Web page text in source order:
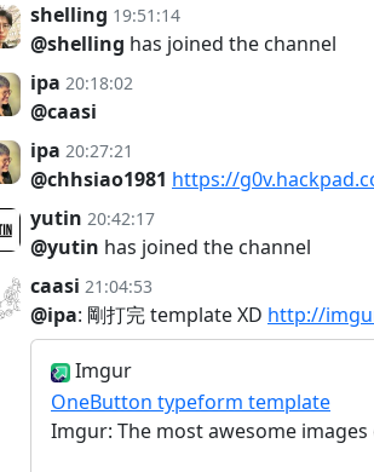
shelling 19:51:14
@shelling has joined the channel
ipa 20:18:02
@caasi
ipa 20:27:21
@chhsiao1981 https://
yutin 20:42:17
@yutin has joined the channel
caasi 21:04:53
@ipa: 剛打完 template XD http://
Imgur
OneButton typeform template
Imgur: The most awesome